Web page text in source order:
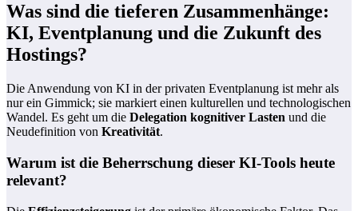
Was sind die tieferen Zusammenhänge:
KI, Eventplanung und die Zukunft des
Hostings?
Die Anwendung von KI in der privaten Eventplanung ist mehr als
nur ein Gimmick; sie markiert einen kulturellen und technologischen
Wandel. Es geht um die Delegation kognitiver Lasten und die
Neudefinition von Kreativität.
Warum ist die Beherrschung dieser KI-Tools heute
relevant?